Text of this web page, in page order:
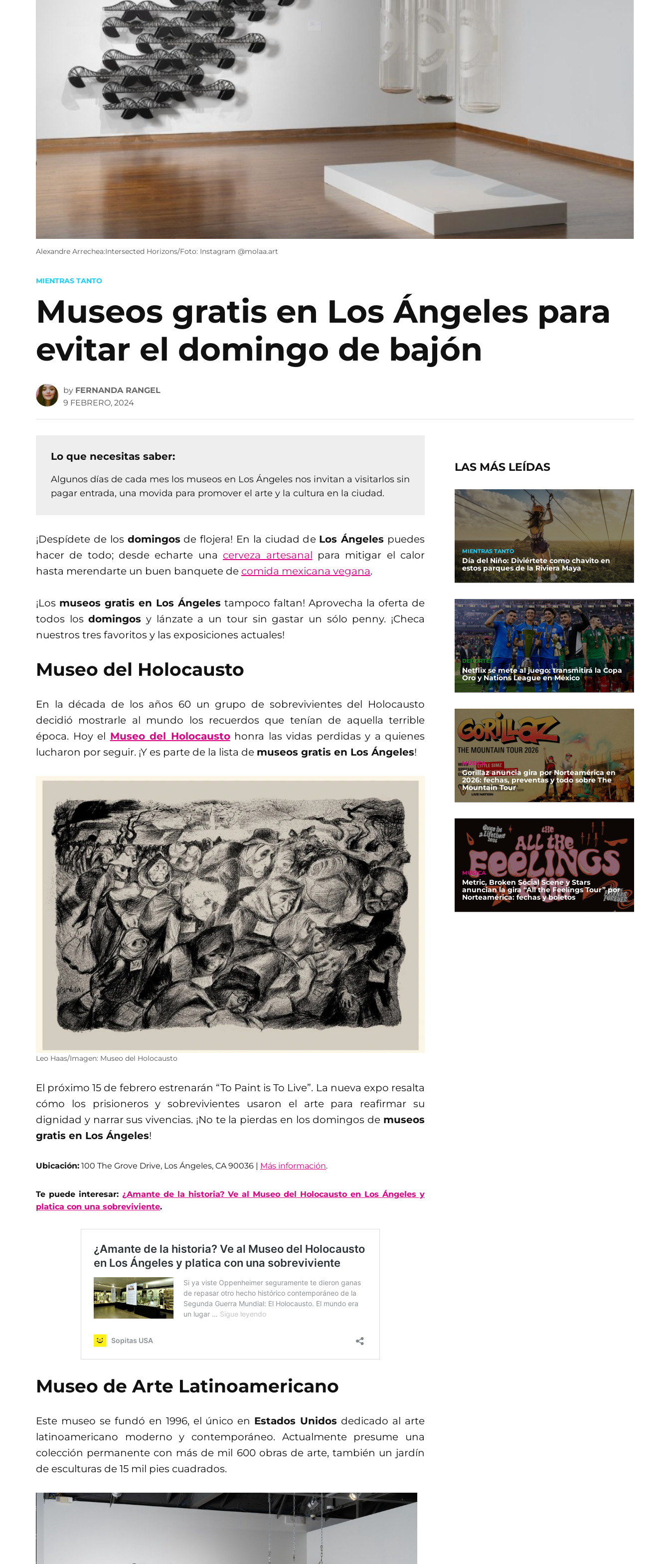
Alexandre Arrechea:Intersected Horizons/Foto: Instagram @molaa.art
POSTED
MIENTRAS TANTO
Museos gratis en Los Ángeles para
evitar el domingo de bajón
by FERNANDA RANGEL
9 FEBRERO, 2024
Lo que necesitas saber:
Algunos días de cada mes los museos en Los Ángeles nos invitan a visitarlos sin
pagar entrada, una movida para promover el arte y la cultura en la ciudad.
¡Despídete de los domingosde flojera! En la ciudad de Los Ángeles puedes
hacer de todo; desde echarte una cerveza artesanal para mitigar el calor
hasta merendarte un buen banquete de comida mexicana vegana.
¡Los museos gratis en Los Ángeles tampoco faltan! Aprovecha la oferta de
todos losdomingos y lánzate a un tour sin gastar un sólo penny. ¡Checa
nuestros tres favoritos y las exposiciones actuales!
Museo del Holocausto
En la década de los años 60 un grupo de sobrevivientes del Holocausto
decidió mostrarle al mundo los recuerdos que tenían de aquella terrible
época. Hoy el Museo del Holocaustohonra las vidas perdidas y a quienes
lucharon por seguir. ¡Y es parte de la lista de museos gratis en Los Ángeles!
Leo Haas/Imagen: Museo del Holocausto
El próximo 15 de febrero estrenarán “To Paint is To Live”. La nueva expo resalta
cómo los prisioneros y sobrevivientes usaron el arte para reafirmar su
dignidad y narrar sus vivencias. ¡No te la pierdas en los domingos de museos
gratis en Los Ángeles!
Ubicación: 100 The Grove Drive, Los Ángeles, CA 90036 | Más información.
Te puede interesar: ¿Amante de la historia? Ve al Museo del Holocausto en Los Ángeles y
platica con una sobreviviente.
Museo de Arte Latinoamericano
Este museo se fundó en 1996, el único en Estados Unidos dedicado al arte
latinoamericano moderno y contemporáneo. Actualmente presume una
colección permanente con más de mil 600 obras de arte, también un jardín
de esculturas de 15 mil pies cuadrados.
LAS MÁS LEÍDAS
MIENTRAS TANTO
Día del Niño: Diviértete como chavito en
estos parques de la Riviera Maya
DEPORTES
Netflix se mete al juego: transmitirá la Copa
Oro y Nations League en México
MÚSICA
Gorillaz anuncia gira por Norteamérica en
2026: fechas, preventas y todo sobre The
Mountain Tour
MÚSICA
Metric, Broken Social Scene y Stars
anuncian la gira “All the Feelings Tour” por
Norteamérica: fechas y boletos